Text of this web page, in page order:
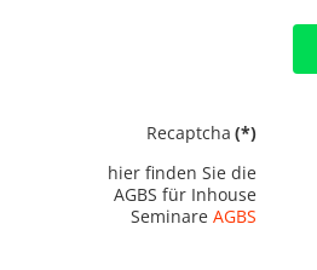
Recaptcha (*)
hier finden Sie die
AGBS für Inhouse
SeminareAGBS